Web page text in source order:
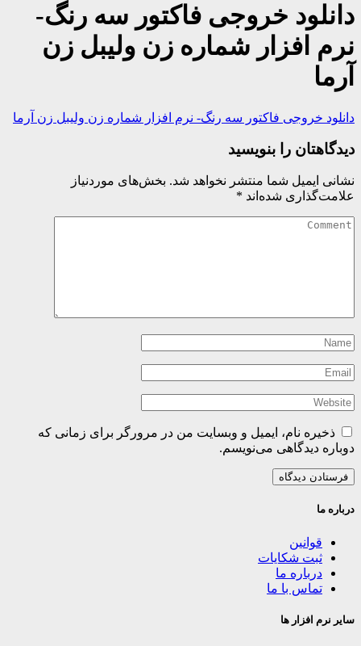
دانلود خروجی فاکتور سه رنگ-
نرم افزار شماره زن ولیبل زن
آرما
دانلود خروجی فاکتور سه رنگ- نرم افزار شماره زن ولیبل زن آرما
دیدگاهتان را بنویسید
نشانی ایمیل شما منتشر نخواهد شد. بخش‌های موردنیاز
علامت‌گذاری شده‌اند *
ذخیره نام، ایمیل و وبسایت من در مرورگر برای زمانی که
دوباره دیدگاهی می‌نویسم.
درباره ما
قوانین
ثبت شکایات
درباره ما
تماس با ما
سایر نرم افزار ها